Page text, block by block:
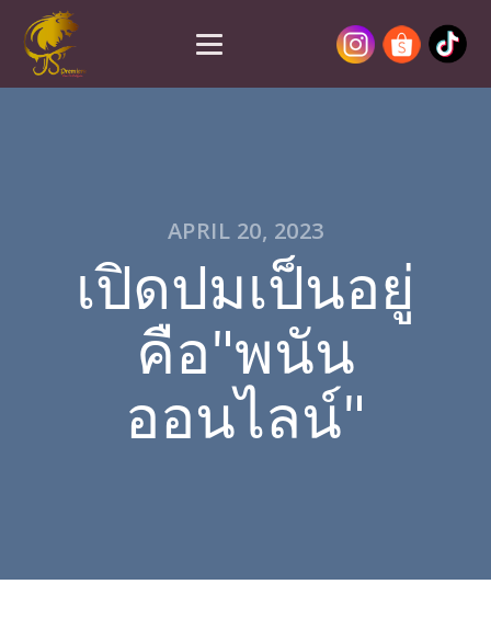
APRIL 20, 2023
เปิดปมเป็นอยู่
คือ"พนัน
ออนไลน์"